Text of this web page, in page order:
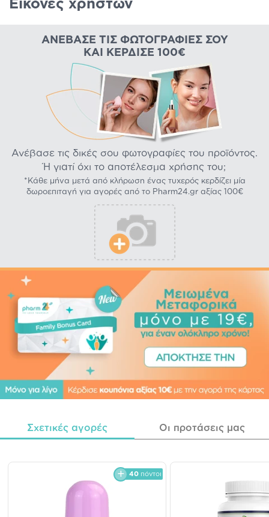
Εικόνες χρηστών
ΑΝΈΒΑΣΕ ΤΙΣ ΦΩΤΟΓΡΑΦΊΕΣ ΣΟΥ
ΚΑΙ ΚΈΡΔΙΣΕ 100€
Ανέβασε τις δικές σου φωτογραφίες του προϊόντος.
Ή γιατί όχι το αποτέλεσμα χρήσης του;
*Κάθε μήνα μετά από κλήρωση ένας τυχερός κερδίζει μία
δωροεπιταγή για αγορές από το Pharm24.gr αξίας 100€
Σχετικές αγορές Οι προτάσεις μας
40 πόντοι